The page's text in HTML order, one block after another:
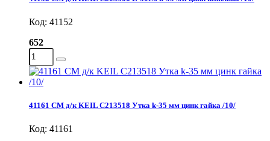
Код: 41152
652
41161 СМ д/к KEIL C213518 Утка k-35 мм цинк гайка /10/
Код: 41161